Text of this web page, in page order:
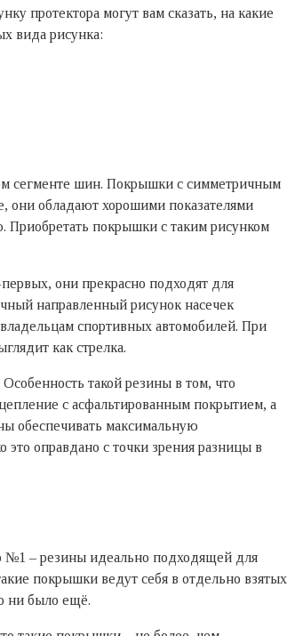
протектора могут вам сказать, на какие
вида рисунка:
сегменте шин. Покрышки с симметричным
они обладают хорошими показателями
Приобретать покрышки с таким рисунком
они прекрасно подходят для
направленный рисунок насечек
спортивных автомобилей. При
как стрелка.
такой резины в том, что
с асфальтированным покрытием, а
обеспечивать максимальную
оправдано с точки зрения разницы в
№1 – резины идеально подходящей для
покрышки ведут себя в отдельно взятых
ни было ещё.